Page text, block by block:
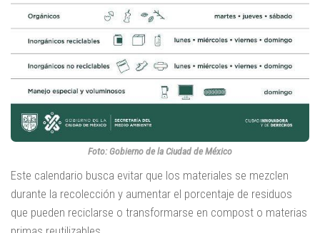
Foto: Gobierno de la Ciudad de México
Este calendario busca evitar que los materiales se mezclen
durante la recolección y aumentar el porcentaje de residuos
que pueden reciclarse o transformarse en compost o materias